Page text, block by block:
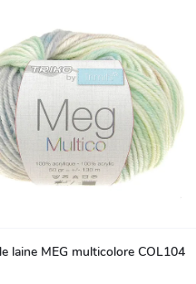
laine MEG multicolore COL104